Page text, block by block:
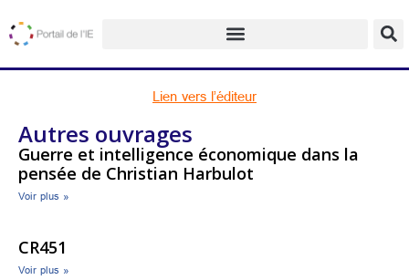
Lien vers l’éditeur
Autres ouvrages
Guerre et intelligence économique dans la
pensée de Christian Harbulot
Voir plus »
CR451
Voir plus »